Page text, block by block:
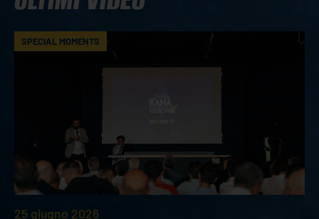
SPECIAL MOMENTS
25 giugno 2026